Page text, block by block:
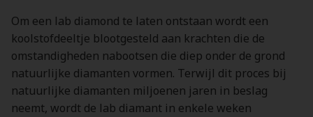
Om een lab diamond te laten ontstaan wordt een
koolstofdeeltje blootgesteld aan krachten die de
omstandigheden nabootsen die diep onder de grond
natuurlijke diamanten vormen. Terwijl dit proces bij
natuurlijke diamanten miljoenen jaren in beslag
neemt, wordt de lab diamant in enkele weken